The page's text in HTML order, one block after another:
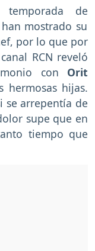
de
mostrado su
por lo que por
RCN reveló
con Orit
hermosas hijas.
se arrepentía de
supe que en
tiempo que